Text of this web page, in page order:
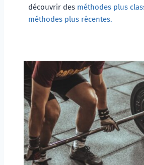
découvrir des méthodes plus
méthodes plus récentes.